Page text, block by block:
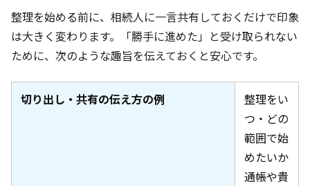
整理を始める前に、相続人に一言共有しておくだけで印象
は大きく変わります。「勝手に進めた」と受け取られない
ために、次のような趣旨を伝えておくと安心です。
切り出し・共有の伝え方の例
整理をい
つ・どの
範囲で始
めたいか
通帳や貴